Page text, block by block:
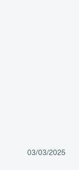
03/03/2025